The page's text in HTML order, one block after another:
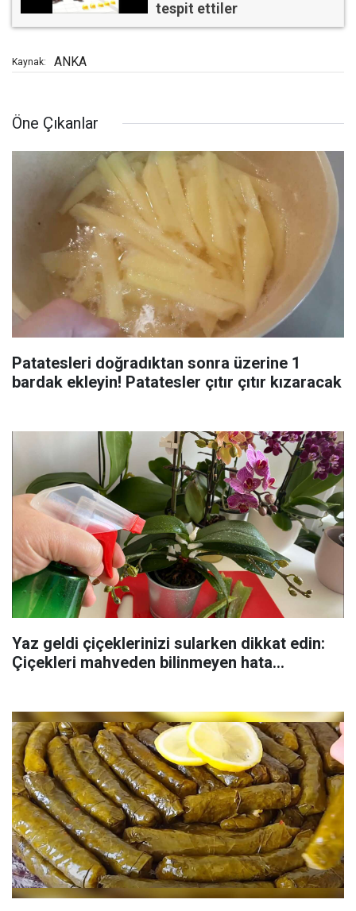
tespit ettiler
Kaynak: ANKA
Öne Çıkanlar
Patatesleri doğradıktan sonra üzerine 1
bardak ekleyin! Patatesler çıtır çıtır kızaracak
Yaz geldi çiçeklerinizi sularken dikkat edin:
Çiçekleri mahveden bilinmeyen hata...